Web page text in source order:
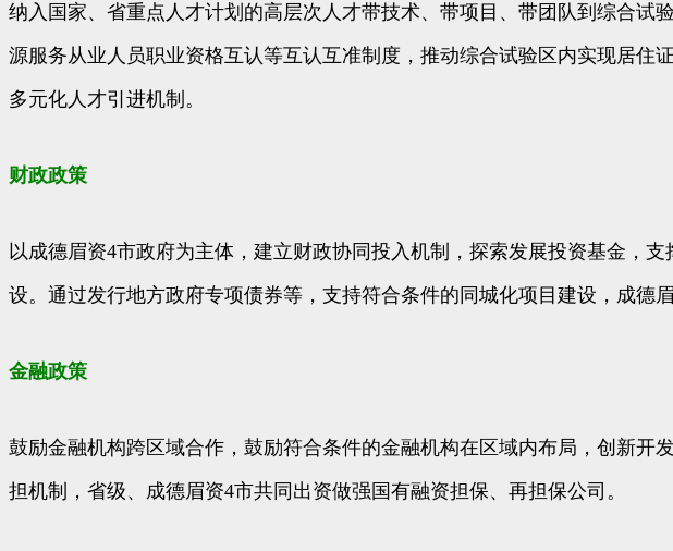
纳入国家、省重点人才计划的高层次人才带技术、带项目、带团队到综合
源服务从业人员职业资格互认等互认互准制度，推动综合试验区内实现居
多元化人才引进机制。
财政政策
以成德眉资4市政府为主体，建立财政协同投入机制，探索发展投资基金，
设。通过发行地方政府专项债券等，支持符合条件的同城化项目建设，成德
金融政策
鼓励金融机构跨区域合作，鼓励符合条件的金融机构在区域内布局，创新
担机制，省级、成德眉资4市共同出资做强国有融资担保、再担保公司。